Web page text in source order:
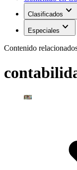
Clasificados expand_more
Especiales expand_more
Contenido